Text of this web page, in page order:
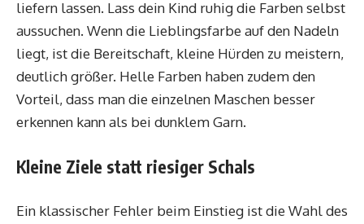
liefern lassen. Lass dein Kind ruhig die Farben selbst
aussuchen. Wenn die Lieblingsfarbe auf den Nadeln
liegt, ist die Bereitschaft, kleine Hürden zu meistern,
deutlich größer. Helle Farben haben zudem den
Vorteil, dass man die einzelnen Maschen besser
erkennen kann als bei dunklem Garn.
Kleine Ziele statt riesiger Schals
Ein klassischer Fehler beim Einstieg ist die Wahl des